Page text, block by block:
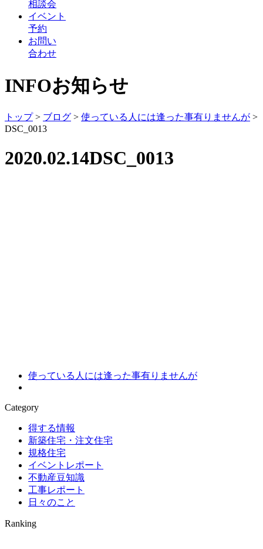
相談会
イベント
予約
お問い
合わせ
INFOお知らせ
トップ> ブログ > 使っている人には逢った事有りませんが >
DSC_0013
2020.02.14DSC_0013
使っている人には逢った事有りませんが
Category
得する情報
新築住宅・注文住宅
規格住宅
イベントレポート
不動産豆知識
工事レポート
日々のこと
Ranking